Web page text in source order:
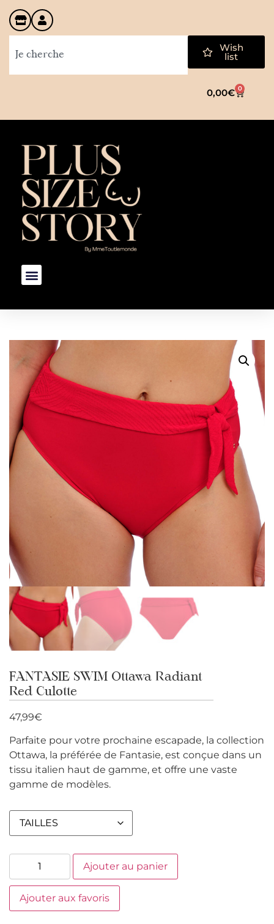
Wish
list
0,00€ 0
FANTASIE SWIM Ottawa Radiant
Red Culotte
47,99€
Parfaite pour votre prochaine escapade, la collection
Ottawa, la préférée de Fantasie, est conçue dans un
tissu italien haut de gamme, et offre une vaste
gamme de modèles.
Ajouter au panier
Ajouter aux favoris